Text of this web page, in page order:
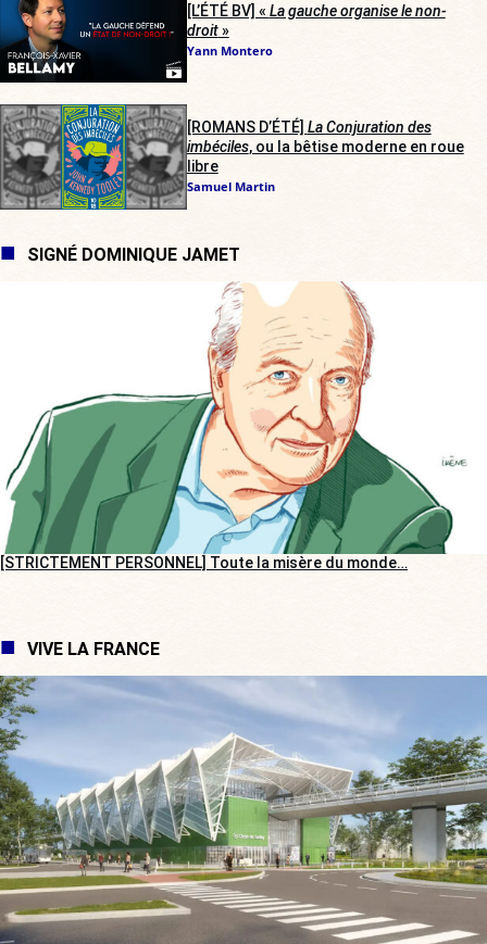
[L’ÉTÉ BV] « La gauche organise le non-
droit»
Yann Montero
[ROMANS D’ÉTÉ] La Conjuration des
imbéciles, ou la bêtise moderne en roue
libre
Samuel Martin
SIGNÉ DOMINIQUE JAMET
[STRICTEMENT PERSONNEL] Toute la misère du monde…
VIVE LA FRANCE